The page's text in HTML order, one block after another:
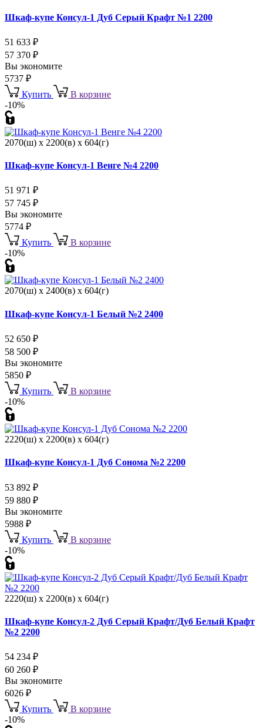
Шкаф-купе Консул-1 Дуб Серый Крафт №1 2200
51 633 ₽
57 370 ₽
Вы экономите
5737 ₽
Купить
В корзине
-10%
2070(ш) x 2200(в) x 604(г)
Шкаф-купе Консул-1 Венге №4 2200
51 971 ₽
57 745 ₽
Вы экономите
5774 ₽
Купить
В корзине
-10%
2070(ш) x 2400(в) x 604(г)
Шкаф-купе Консул-1 Белый №2 2400
52 650 ₽
58 500 ₽
Вы экономите
5850 ₽
Купить
В корзине
-10%
2220(ш) x 2200(в) x 604(г)
Шкаф-купе Консул-1 Дуб Сонома №2 2200
53 892 ₽
59 880 ₽
Вы экономите
5988 ₽
Купить
В корзине
-10%
2220(ш) x 2200(в) x 604(г)
Шкаф-купе Консул-2 Дуб Серый Крафт/Дуб Белый Крафт
№2 2200
54 234 ₽
60 260 ₽
Вы экономите
6026 ₽
Купить
В корзине
-10%